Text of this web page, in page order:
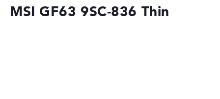
Deals
MSI GF63 9SC-836 Thin